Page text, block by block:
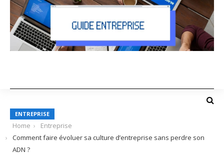
ENTREPRISE
Home
Entreprise
Comment faire évoluer sa culture d’entreprise sans perdre son
ADN ?